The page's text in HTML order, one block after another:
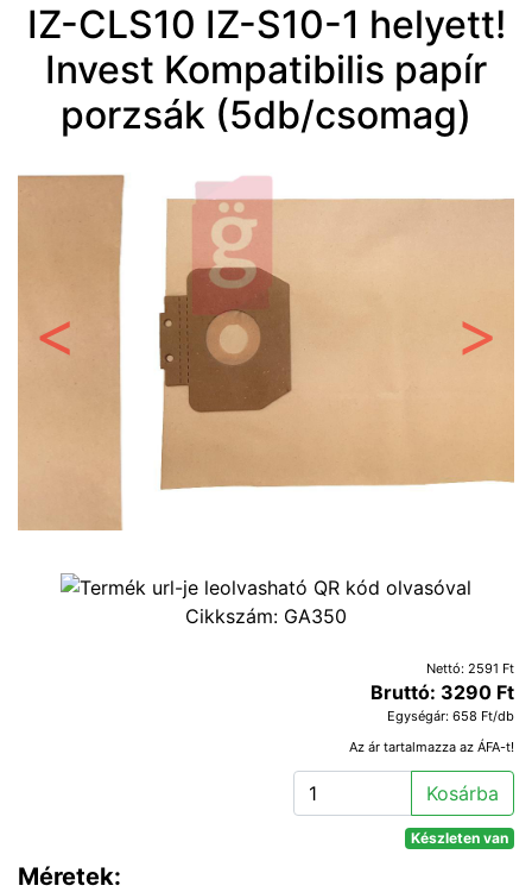
IZ-CLS10 IZ-S10-1 helyett!
Invest Kompatibilis papír
porzsák (5db/csomag)
Előző
Cikkszám: GA350
Nettó: 2591 Ft
Bruttó: 3290 Ft
Egységár: 658 Ft/db
Az ár tartalmazza az ÁFA-t!
Kosárba
Készleten van
Méretek: